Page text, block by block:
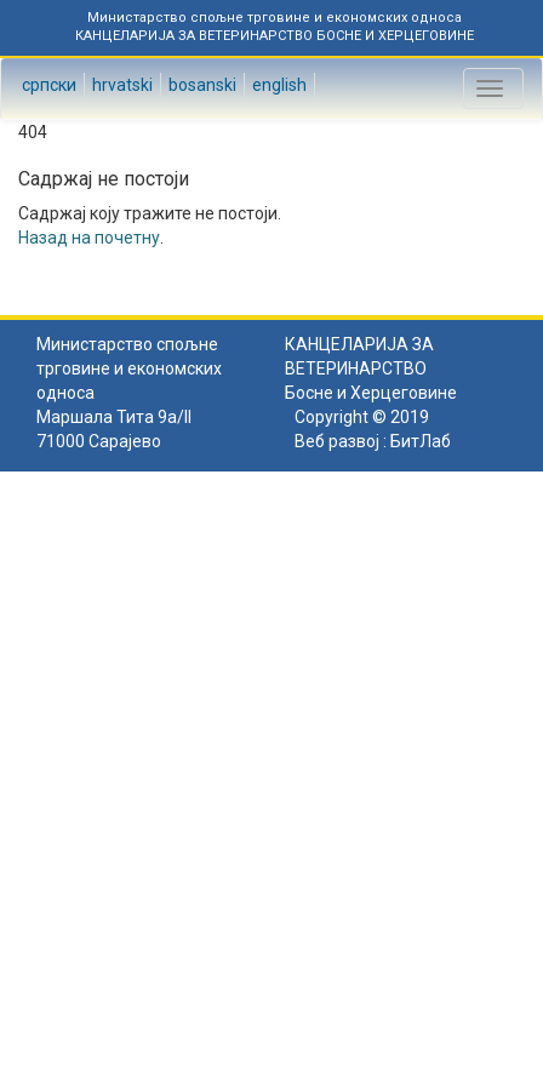
Министарство спољне трговине и економских односа
КАНЦЕЛАРИЈА ЗА ВЕТЕРИНАРСТВО БОСНЕ И ХЕРЦЕГОВИНЕ
српски hrvatski bosanski english
Toggle
404
Садржај не постоји
Садржај коју тражите не постоји.
Назад на почетну
Министарство спољне
трговине и економских
односа
КАНЦЕЛАРИЈА ЗА
ВЕТЕРИНАРСТВО
Босне и Херцеговине
Маршала Тита 9а/II
71000 Сарајево
Copyright © 2019
Веб развој : БитЛаб